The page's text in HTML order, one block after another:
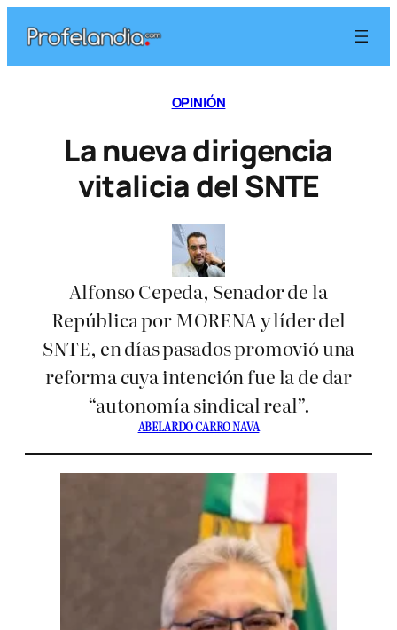
contenido
OPINIÓN
La nueva dirigencia
vitalicia del SNTE
Alfonso Cepeda, Senador de la
República por MORENA y líder del
SNTE, en días pasados promovió una
reforma cuya intención fue la de dar
“autonomía sindical real”.
ABELARDO CARRO NAVA